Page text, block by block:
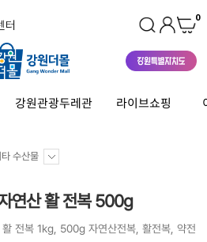
터 0
강원관광두레관 라이브쇼핑
타 수산물
연산 활 전복 500g
전복 1kg, 500g 자연산전복, 활전복, 약전